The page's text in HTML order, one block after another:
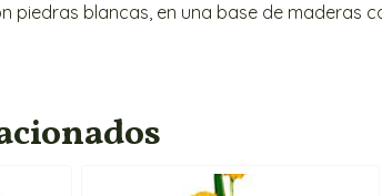
piedras blancas, en una base de maderas